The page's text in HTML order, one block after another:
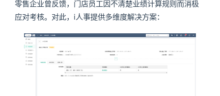
零售企业曾反馈，门店员工因不清楚业绩计算规则而消极
应对考核。对此，i人事提供多维度解决方案：